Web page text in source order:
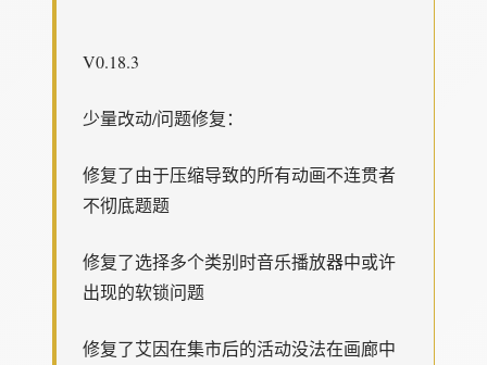
V0.18.3
少量改动/问题修复：
修复了由于压缩导致的所有动画不连贯者
不彻底题题
修复了选择多个类别时音乐播放器中或许
出现的软锁问题
修复了艾因在集市后的活动没法在画廊中